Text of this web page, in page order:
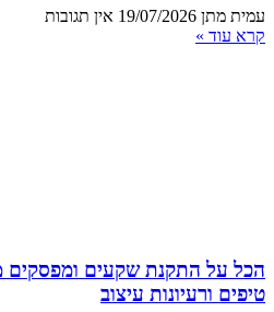
עמית מתן 19/07/2026 אין תגובות
קרא עוד »
הכל על התקנת שקעים ומפסקים
טיפים ורעיונות עיצוב